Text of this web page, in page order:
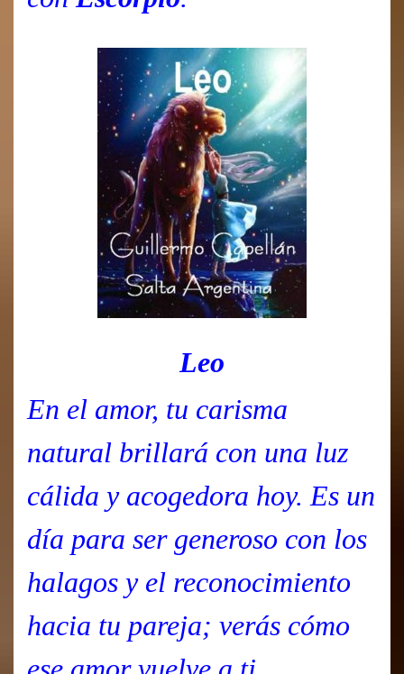
Leo
En el amor, tu carisma
natural brillará con una luz
cálida y acogedora hoy. Es un
día para ser generoso con los
halagos y el reconocimiento
hacia tu pareja; verás cómo